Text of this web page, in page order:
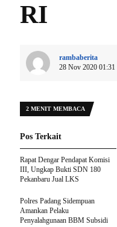
RI
rambaberita
28 Nov 2020 01:31
2 MENIT MEMBACA
Pos Terkait
Rapat Dengar Pendapat Komisi
III, Ungkap Bukti SDN 180
Pekanbaru Jual LKS
Polres Padang Sidempuan
Amankan Pelaku
Penyalahgunaan BBM Subsidi